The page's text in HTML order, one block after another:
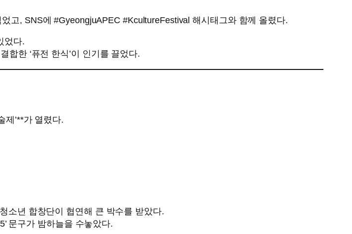
고, SNS에 #GyeongjuAPEC #KcultureFestival 해시태그와 함께 올렸다.
었다.
합한 ‘퓨전 한식’이 인기를 끌었다.
제’**가 열렸다.
소년 합창단이 협연해 큰 박수를 받았다.
문구가 밤하늘을 수놓았다.